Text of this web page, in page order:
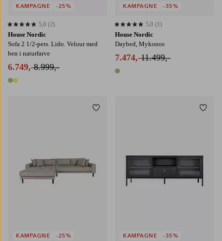
House Nordic
Sofa 2 1/2-pers. Lido. Velour med
ben i naturfarve
6.749,-8.999,-
2 farver
5,0 baseret på 2 bedømmelser
5,0 (2)
KAMPAGNE -25%
House Nordic
Daybed, Mykonos
7.474,-11.499,-
1 farve
5,0 baseret på 1 bedømmelser
5,0 (1)
KAMPAGNE -35%
KAMPAGNE -25%
Tilføj til favoritter
KAMPAGNE -35%